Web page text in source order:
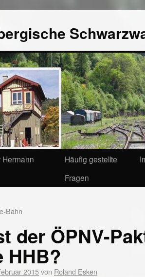
Hermann
Häufig gestellte
Fragen
Bahn
der ÖPNV-
HHB?
2015von Roland Esken